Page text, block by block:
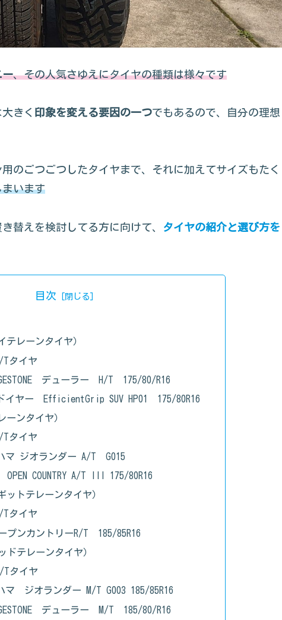
ー、その人気さゆえにタイヤの種類は様々です
きく 印象を変える要因の一つでもあるので、自分の理想
のごつごつしたタイヤまで、それに加えてサイズもたく
います
替えを検討してる方に向けて、
タイヤの紹介と選び方を
目次
テレーンタイヤ）
Tタイヤ
デューラー H/T 175/80/R16
イヤー EfficientGrip SUV HP01 175/80R16
ーンタイヤ）
Tタイヤ
マ ジオランダー A/T G015
OPEN COUNTRY A/T III 175/80R16
ットテレーンタイヤ）
Tタイヤ
プンカントリーR/T 185/85R16
ドテレーンタイヤ）
Tタイヤ
マ ジオランダー M/T G003 185/85R16
デューラー M/T 185/80/R16